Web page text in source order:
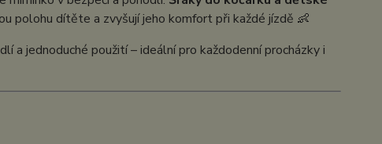
polohu dítěte a zvyšují jeho komfort při každé jízdě 👶
jednoduché použití – ideální pro každodenní procházky i